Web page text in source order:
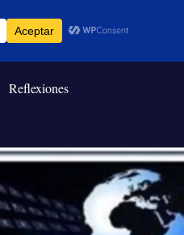
Reflexiones